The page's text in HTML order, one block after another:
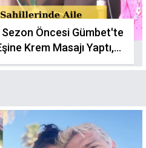
Öncesi Gümbet'te
Krem Masajı Yaptı,
Oynadı!"